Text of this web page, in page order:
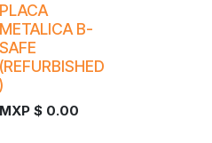
PLACA
METALICA B-
SAFE
(REFURBISHED
)
MXP $ 0.00